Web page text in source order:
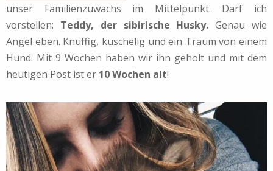
unser Familienzuwachs im Mittelpunkt. Darf ich
vorstellen: Teddy, der sibirische Husky. Genau wie
Angel eben. Knuffig, kuschelig und ein Traum von einem
Hund. Mit 9 Wochen haben wir ihn geholt und mit dem
heutigen Post ist er 10 Wochen alt!